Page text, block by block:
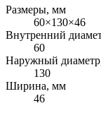
Размеры, мм
60×130×46
Внутренний
60
Наружный
130
Ширина, мм
46